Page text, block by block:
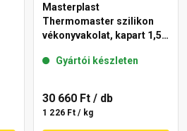
Masterplast
Thermomaster szilikon
vékonyvakolat, kapart 1,5
Gyártói készleten
30 660 Ft / db
1 226 Ft / kg